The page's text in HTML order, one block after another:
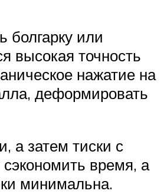
болгарку или
высокая точность
нажатие на
деформировать
а затем тиски с
время, а
минимальна.